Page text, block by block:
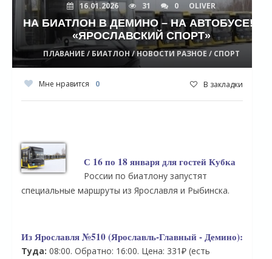
16.01.2026 31 0 OLIVER
НА БИАТЛОН В ДЕМИНО – НА АВТОБУСЕ! -
«ЯРОСЛАВСКИЙ СПОРТ»
ПЛАВАНИЕ / БИАТЛОН / НОВОСТИ РАЗНОЕ / СПОРТ
Мне нравится 0 В закладки
С 16 по 18 января для гостей Кубка
России по биатлону запустят
специальные маршруты из Ярославля и Рыбинска.
Из Ярославля№510 (Ярославль-Главный - Демино):
Туда: 08:00. Обратно: 16:00. Цена: 331₽ (есть